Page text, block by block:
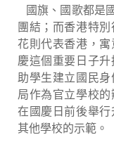
國旗、國歌都是
團結；而香港特
花則代表香港，
慶這個重要日子
助學生建立國民
局作為官立學校
在國慶日前後舉
其他學校的示範。